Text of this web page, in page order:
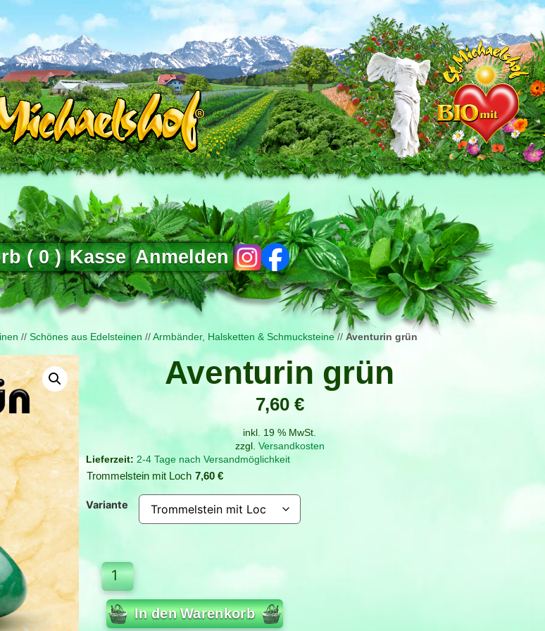
(0) Kasse
ig fb
Anmelden
// Schönes aus Edelsteinen //Armbänder, Halsketten & Schmucksteine// Aventurin grün
Aventurin grün
7,60 €
inkl. 19 % MwSt.
zzgl. Versandkosten
2-4 Tage nach Versandmöglichkeit
Trommelstein mit Loch 7,60 €
Variante
In den Warenkorb